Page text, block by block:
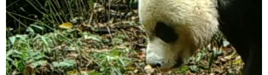
城市 旅游 能源
彩票 娱乐 时尚 悦读
公益 一带一路 亚太网 上市公司